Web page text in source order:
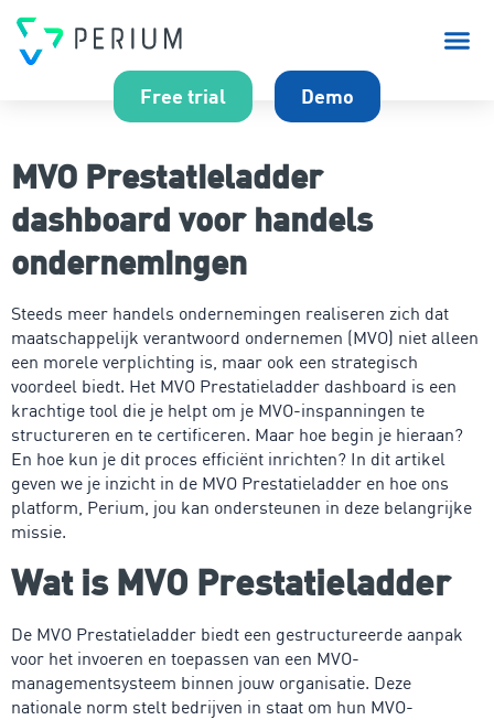
Free trial Demo
MVO Prestatieladder
dashboard voor handels
ondernemingen
Steeds meer handels ondernemingen realiseren zich dat
maatschappelijk verantwoord ondernemen (MVO) niet alleen
een morele verplichting is, maar ook een strategisch
voordeel biedt. Het MVO Prestatieladder dashboard is een
krachtige tool die je helpt om je MVO-inspanningen te
structureren en te certificeren. Maar hoe begin je hieraan?
En hoe kun je dit proces efficiënt inrichten? In dit artikel
geven we je inzicht in de MVO Prestatieladder en hoe ons
platform, Perium, jou kan ondersteunen in deze belangrijke
missie.
Wat is MVO Prestatieladder
De MVO Prestatieladder biedt een gestructureerde aanpak
voor het invoeren en toepassen van een MVO-
managementsysteem binnen jouw organisatie. Deze
nationale norm stelt bedrijven in staat om hun MVO-